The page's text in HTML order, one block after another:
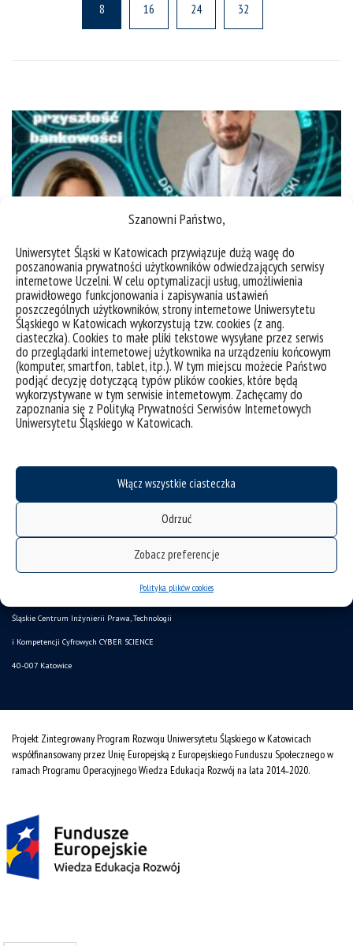
Szanowni Państwo,
Uniwersytet Śląski w Katowicach przywiązuje dużą wagę do
poszanowania prywatności użytkowników odwiedzających serwisy
internetowe Uczelni. W celu optymalizacji usług, umożliwienia
prawidłowego funkcjonowania i zapisywania ustawień
poszczególnych użytkowników, strony internetowe Uniwersytetu
Śląskiego w Katowicach wykorzystują tzw. cookies (z ang.
ciasteczka). Cookies to małe pliki tekstowe wysyłane przez serwis
do przeglądarki internetowej użytkownika na urządzeniu końcowym
(komputer, smartfon, tablet, itp.). W tym miejscu możecie Państwo
podjąć decyzję dotyczącą typów plików cookies, które będą
wykorzystywane w tym serwisie internetowym. Zachęcamy do
zapoznania się z Polityką Prywatności Serwisów Internetowych
Uniwersytetu Śląskiego w Katowicach.
Włącz wszystkie ciasteczka
Odrzuć
Zobacz preferencje
Polityka plików cookies
8 16 24 32
Fintech, czyli przyszłość bankowości
kategorie:wiadomości
współpraca
tagi :bankowość fintech otwarta bankowość płatności on-line
Śląskie Centrum Inżynierii Prawa, Technologii
i Kompetencji Cyfrowych CYBER SCIENCE
40-007 Katowice
Projekt Zintegrowany Program Rozwoju Uniwersytetu Śląskiego w Katowicach
współfinansowany przez Unię Europejską z Europejskiego Funduszu Społecznego w
ramach Programu Operacyjnego Wiedza Edukacja Rozwój na lata 2014˗2020.